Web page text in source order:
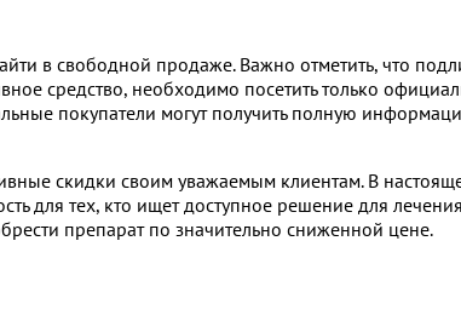
в свободной продаже. Важно отметить, что
средство, необходимо посетить только
покупатели могут получить полную
скидки своим уважаемым клиентам. В
для тех, кто ищет доступное решение для
препарат по значительно сниженной цене.